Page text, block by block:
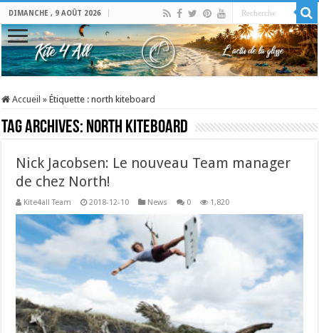
DIMANCHE , 9 AOÛT 2026
Accueil » Étiquette :north kiteboard
Tag Archives: north kiteboard
Nick Jacobsen: Le nouveau Team manager
de chez North!
Kite4all Team 2018-12-10 News 0 1,820